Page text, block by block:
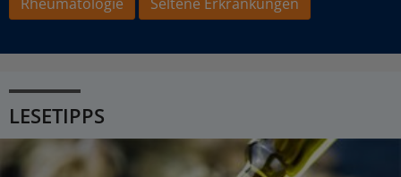
LESETIPPS